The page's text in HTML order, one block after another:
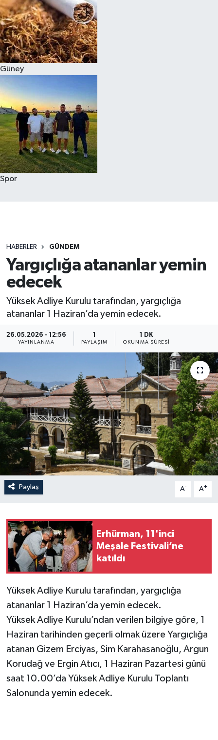
Güney
Spor
HABERLER GÜNDEM
Yargıçlığa atananlar yemin
edecek
Yüksek Adliye Kurulu tarafından, yargıçlığa
atananlar 1 Haziran’da yemin edecek.
26.05.2026 - 12:56
YAYINLANMA
1
PAYLAŞIM
1 DK
OKUNMA SÜRESI
Paylaş A- A+
Erhürman, 11'inci
Meşale Festivali’ne
katıldı
Yüksek Adliye Kurulu tarafından, yargıçlığa
atananlar 1 Haziran’da yemin edecek.
Yüksek Adliye Kurulu’ndan verilen bilgiye göre, 1
Haziran tarihinden geçerli olmak üzere Yargıçlığa
atanan Gizem Erciyas, Sim Karahasanoğlu, Argun
Korudağ ve Ergin Atıcı, 1 Haziran Pazartesi günü
saat 10.00’da Yüksek Adliye Kurulu Toplantı
Salonunda yemin edecek.